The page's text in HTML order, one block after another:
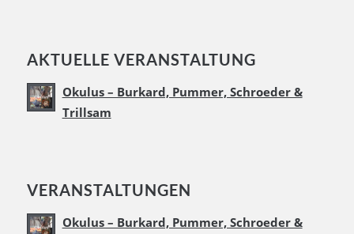
AKTUELLE VERANSTALTUNG
Okulus – Burkard, Pummer, Schroeder &
Trillsam
VERANSTALTUNGEN
Okulus – Burkard, Pummer, Schroeder &